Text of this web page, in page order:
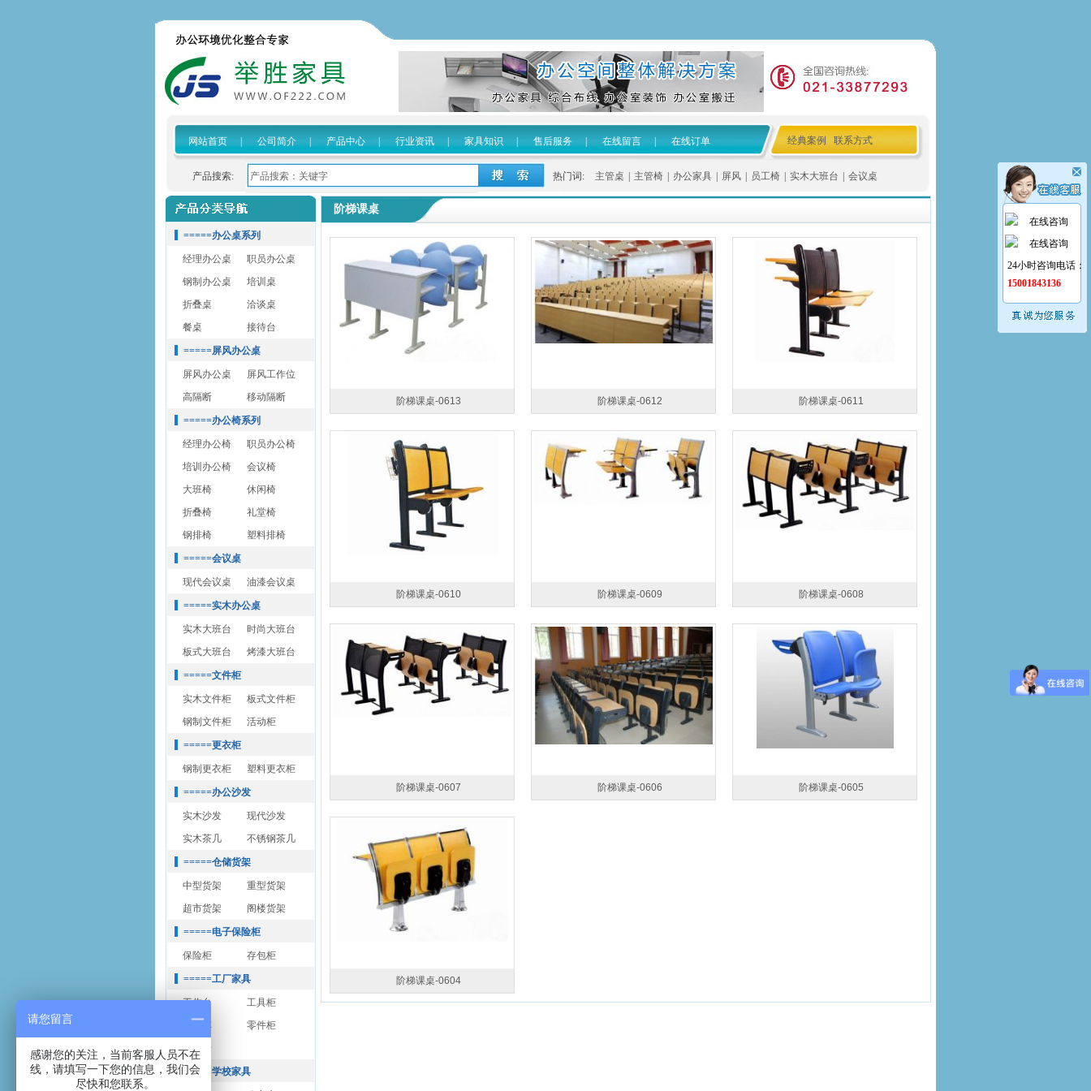
网站首页 公司简介 产品中心 行业资讯 家具知识 售后服务 在线留言 在线订单 经典案例 联系方式
产品搜索: 热门词: 主管桌 主管椅 办公家具 屏风 员工椅 实木大班台 会议桌
=====办公桌系列
经理办公桌
职员办公桌
钢制办公桌
培训桌
折叠桌
洽谈桌
餐桌
接待台
=====屏风办公桌
屏风办公桌
屏风工作位
高隔断
移动隔断
=====办公椅系列
经理办公椅
职员办公椅
培训办公椅
会议椅
大班椅
休闲椅
折叠椅
礼堂椅
钢排椅
塑料排椅
=====会议桌
现代会议桌 油漆会议桌
=====实木办公桌
实木大班台
时尚大班台
板式大班台
烤漆大班台
=====文件柜
实木文件柜
板式文件柜
钢制文件柜
活动柜
=====更衣柜
钢制更衣柜 塑料更衣柜
=====办公沙发
实木沙发
现代沙发
实木茶几
不锈钢茶几
=====仓储货架
中型货架
重型货架
超市货架
阁楼货架
=====电子保险柜
保险柜 存包柜
=====工厂家具
工作台
工具柜
工具车
零件柜
静电椅
=====学校家具
阶梯课桌
阶梯课桌-0613 阶梯课桌-0612 阶梯课桌-0611
阶梯课桌-0610 阶梯课桌-0609 阶梯课桌-0608
阶梯课桌-0607 阶梯课桌-0606 阶梯课桌-0605
阶梯课桌-0604
在线咨询
在线咨询
24小时咨询电话：
15001843136
请您留言
感谢您的关注，当前客服人员不在
线，请填写一下您的信息，我们会
尽快和您联系。